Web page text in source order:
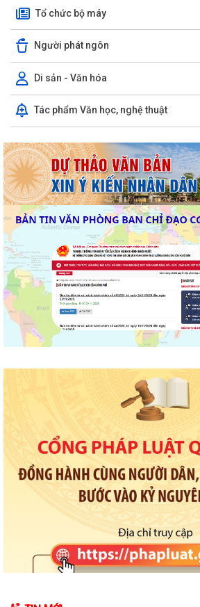
Tổ chức bộ máy
Người phát ngôn
Di sản - Văn hóa
Tác phẩm Văn học, nghệ thuật